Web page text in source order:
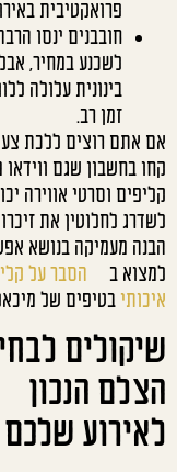
פרואקטיבית
חובבנים ינסו
לשכנע במחיר,
בינונית עלולה
זמן רב.
אם אתם רוצים ללכת
קחו בחשבון שגם ווידאו
קליפים וסרטי אווירה
לשדרג לחלוטין את
הבנה מעמיקה בנושא
למצוא ב
הסבר על
איכותיבטיפים של
שיקולים
הצלם הנכון
לאירוע שלכם